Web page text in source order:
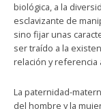
biológica, a la
esclavizante de
sino fijar unas
ser traído a la
relación y referencia
La paternidad-
del hombre y la